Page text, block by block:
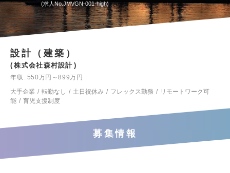
求人No.JMVGN-001-high
設計（建築）
株式会社森村設計
年収
550万円～899万円
大手企業
転勤なし 土日祝休み フレックス勤務
リモートワーク可
能
育児支援制度
募集情報